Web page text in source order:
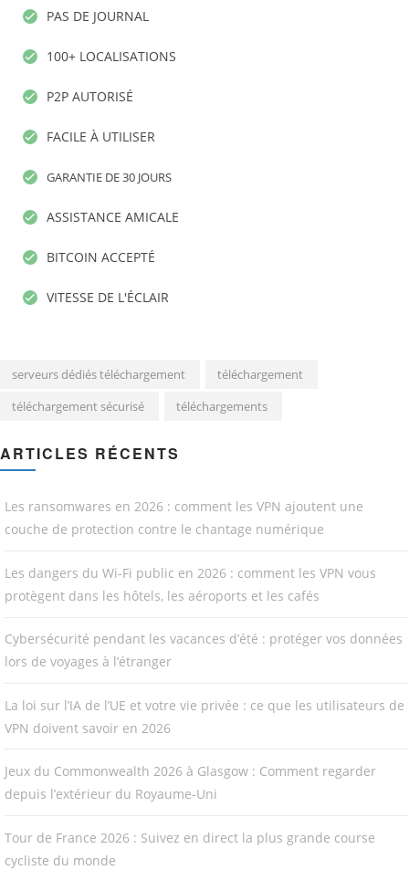
PAS DE JOURNAL
100+ LOCALISATIONS
P2P AUTORISÉ
FACILE À UTILISER
GARANTIE DE 30 JOURS
ASSISTANCE AMICALE
BITCOIN ACCEPTÉ
VITESSE DE L'ÉCLAIR
serveurs dédiés téléchargement
téléchargement
téléchargement sécurisé
téléchargements
ARTICLES RÉCENTS
Les ransomwares en 2026 : comment les VPN ajoutent une
couche de protection contre le chantage numérique
Les dangers du Wi-Fi public en 2026 : comment les VPN vous
protègent dans les hôtels, les aéroports et les cafés
Cybersécurité pendant les vacances d’été : protéger vos données
lors de voyages à l’étranger
La loi sur l’IA de l’UE et votre vie privée : ce que les utilisateurs de
VPN doivent savoir en 2026
Jeux du Commonwealth 2026 à Glasgow : Comment regarder
depuis l’extérieur du Royaume-Uni
Tour de France 2026 : Suivez en direct la plus grande course
cycliste du monde